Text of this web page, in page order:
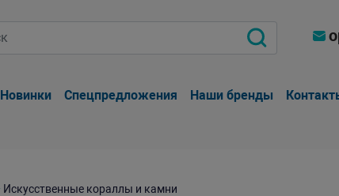
Новинки Спецпредложения Наши бренды
Искусственные кораллы и камни